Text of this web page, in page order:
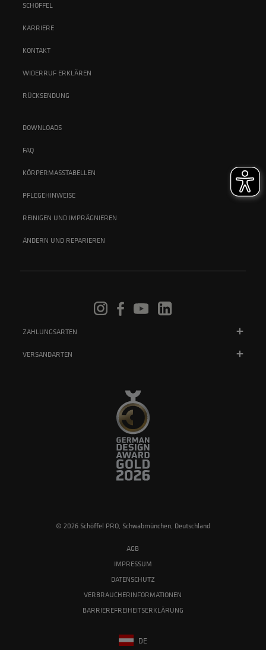
SCHÖFFEL
KARRIERE
KONTAKT
WIDERRUF ERKLÄREN
RÜCKSENDUNG
DOWNLOADS
FAQ
KÖRPERMASSTABELLEN
PFLEGEHINWEISE
REINIGEN UND IMPRÄGNIEREN
ÄNDERN UND REPARIEREN
ZAHLUNGSARTEN
VERSANDARTEN
© 2026 Schöffel PRO, Schwabmünchen, Deutschland
AGB
IMPRESSUM
DATENSCHUTZ
VERBRAUCHERINFORMATIONEN
BARRIEREFREIHEITSERKLÄRUNG
DE